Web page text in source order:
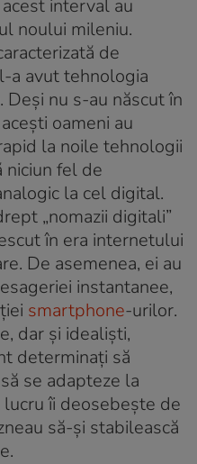
interval au
noului mileniu.
de
a avut tehnologia
Deși nu s-au născut în
oameni au
la noile tehnologii
niciun fel de
la cel digital.
„nomazii digitali”
în era internetului
De asemenea, ei au
instantanee,
smartphone-urilor.
dar și idealiști,
determinați să
se adapteze la
îi deosebește de
să-și stabilească